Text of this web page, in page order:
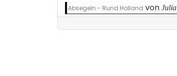
Absegeln - Rund Holland von Julia